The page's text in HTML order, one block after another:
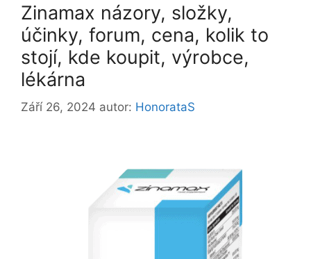
Zinamax názory, složky,
účinky, forum, cena, kolik to
stojí, kde koupit, výrobce,
lékárna
Září 26, 2024 autor: HonorataS